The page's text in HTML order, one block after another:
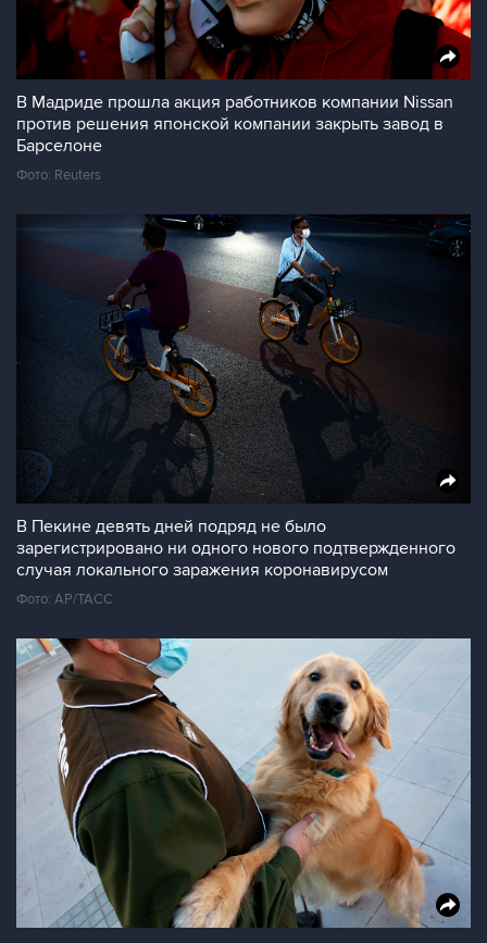
В Мадриде прошла акция работников компании Nissan
против решения японской компании закрыть завод в
Барселоне
Фото: Reuters
В Пекине девять дней подряд не было
зарегистрировано ни одного нового подтвержденного
случая локального заражения коронавирусом
Фото: AP/ТАСС